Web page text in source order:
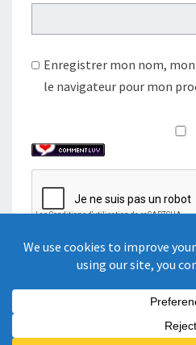
Enregistrer mon nom,
le navigateur pour mon